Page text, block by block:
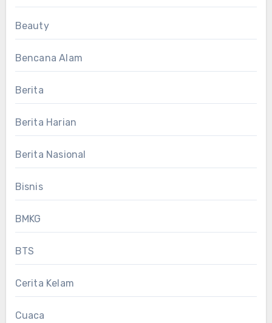
Beauty
Bencana Alam
Berita
Berita Harian
Berita Nasional
Bisnis
BMKG
BTS
Cerita Kelam
Cuaca